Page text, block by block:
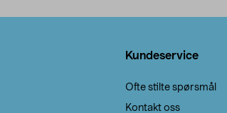
Kundeservice
Ofte stilte spørsmål
Kontakt oss